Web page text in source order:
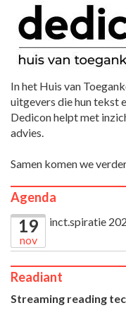
In het Huis van
uitgevers die hun tekst
Dedicon helpt met
advies.
Samen komen we
Agenda
19
nov
inct.spiratie
Readiant
Streaming reading